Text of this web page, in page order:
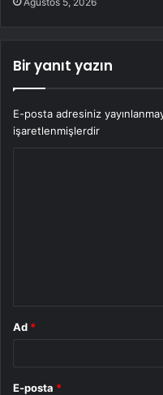
Bir yanıt yazın
E-posta adresiniz
işaretlenmişlerdir
Ad *
E-posta *